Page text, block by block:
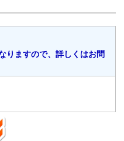
りますので、詳しくはお問